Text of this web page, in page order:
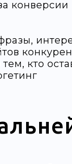
конверсии
кто